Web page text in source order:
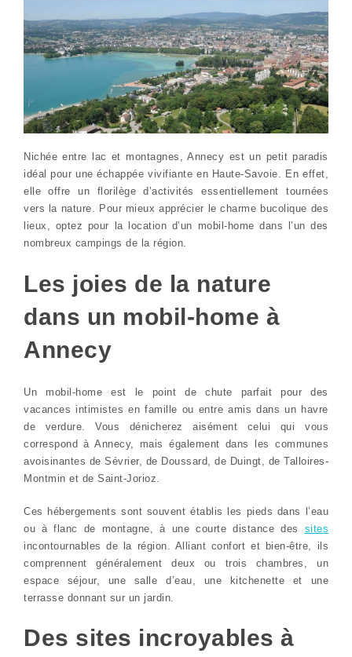
Nichée entre lac et montagnes, Annecy est un petit paradis
idéal pour une échappée vivifiante en Haute-Savoie. En effet,
elle offre un florilège d’activités essentiellement tournées
vers la nature. Pour mieux apprécier le charme bucolique des
lieux, optez pour la location d’un mobil-home dans l’un des
nombreux campings de la région.
Les joies de la nature
dans un mobil-home à
Annecy
Un mobil-home est le point de chute parfait pour des
vacances intimistes en famille ou entre amis dans un havre
de verdure. Vous dénicherez aisément celui qui vous
correspond à Annecy, mais également dans les communes
avoisinantes de Sévrier, de Doussard, de Duingt, de Talloires-
Montmin et de Saint-Jorioz.
Ces hébergements sont souvent établis les pieds dans l’eau
ou à flanc de montagne, à une courte distance des sites
incontournables de la région. Alliant confort et bien-être, ils
comprennent généralement deux ou trois chambres, un
espace séjour, une salle d’eau, une kitchenette et une
terrasse donnant sur un jardin.
Des sites incroyables à